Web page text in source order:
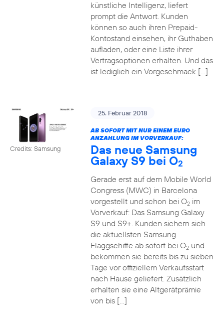
künstliche Intelligenz, liefert
prompt die Antwort. Kunden
können so auch ihren Prepaid-
Kontostand einsehen, ihr Guthaben
aufladen, oder eine Liste ihrer
Vertragsoptionen erhalten. Und das
ist lediglich ein Vorgeschmack […]
Credits: Samsung
25. Februar 2018
AB SOFORT MIT NUR EINEM EURO
ANZAHLUNG IM VORVERKAUF:
Das neue Samsung
Galaxy S9 bei O2
Gerade erst auf dem Mobile World
Congress (MWC) in Barcelona
vorgestellt und schon bei O2im
Vorverkauf: Das Samsung Galaxy
S9 und S9+. Kunden sichern sich
die aktuellsten Samsung
Flaggschiffe ab sofort bei O2und
bekommen sie bereits bis zu sieben
Tage vor offiziellem Verkaufsstart
nach Hause geliefert. Zusätzlich
erhalten sie eine Altgerätprämie
von bis […]